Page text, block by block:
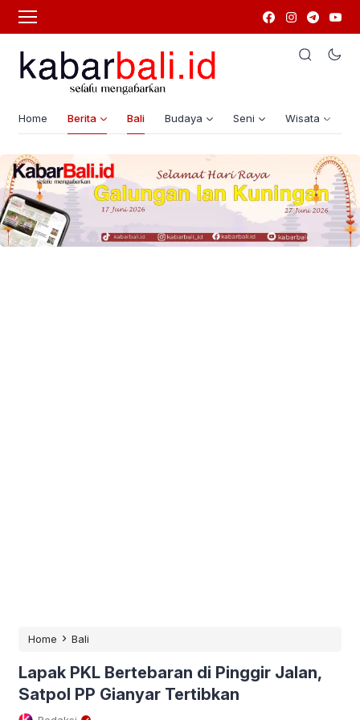
Home Berita Bali Budaya Seni Wisata
Home › Bali
Lapak PKL Bertebaran di Pinggir Jalan,
Satpol PP Gianyar Tertibkan